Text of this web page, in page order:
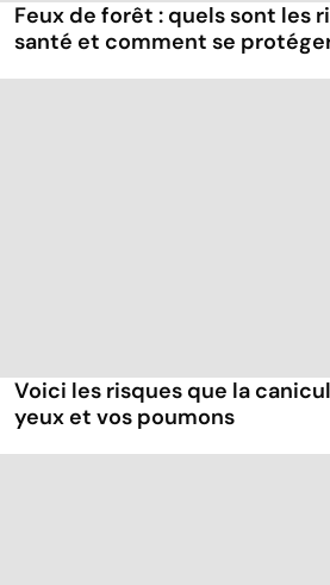
Feux de forêt : quels sont les
santé et comment se
Voici les risques que la
yeux et vos poumons